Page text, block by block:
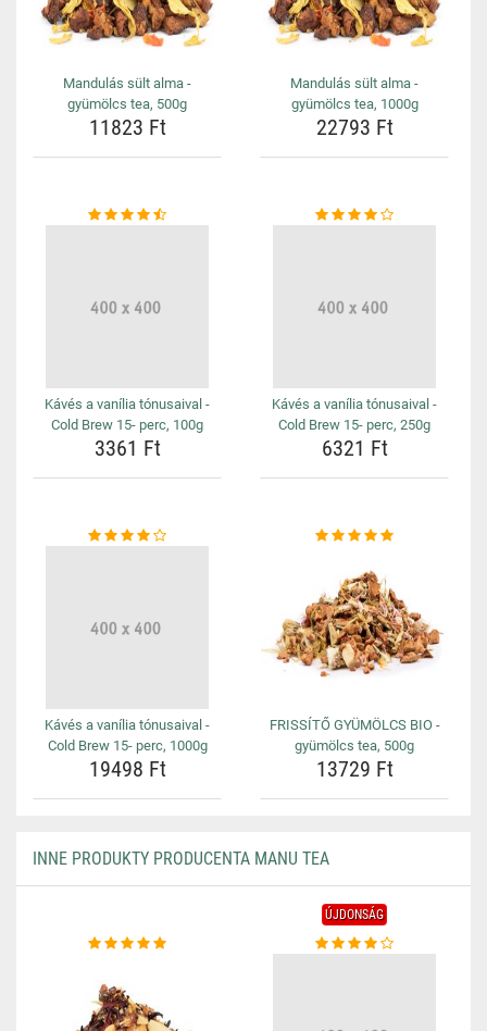
Mandulás sült alma -
gyümölcs tea, 500g
11823 Ft
Mandulás sült alma -
gyümölcs tea, 1000g
22793 Ft
Kávés a vanília tónusaival -
Cold Brew 15- perc, 100g
3361 Ft
Kávés a vanília tónusaival -
Cold Brew 15- perc, 250g
6321 Ft
Kávés a vanília tónusaival -
Cold Brew 15- perc, 1000g
19498 Ft
FRISSÍTŐ GYÜMÖLCS BIO -
gyümölcs tea, 500g
13729 Ft
INNE PRODUKTY PRODUCENTA MANU TEA
ÚJDONSÁG